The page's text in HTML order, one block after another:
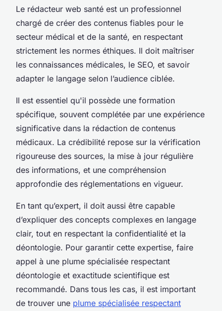
Le rédacteur web santé est un professionnel
chargé de créer des contenus fiables pour le
secteur médical et de la santé, en respectant
strictement les normes éthiques. Il doit maîtriser
les connaissances médicales, le SEO, et savoir
adapter le langage selon l’audience ciblée.
Il est essentiel qu'il possède une formation
spécifique, souvent complétée par une expérience
significative dans la rédaction de contenus
médicaux. La crédibilité repose sur la vérification
rigoureuse des sources, la mise à jour régulière
des informations, et une compréhension
approfondie des réglementations en vigueur.
En tant qu’expert, il doit aussi être capable
d’expliquer des concepts complexes en langage
clair, tout en respectant la confidentialité et la
déontologie. Pour garantir cette expertise, faire
appel à une plume spécialisée respectant
déontologie et exactitude scientifique est
recommandé. Dans tous les cas, il est important
de trouver une plume spécialisée respectant